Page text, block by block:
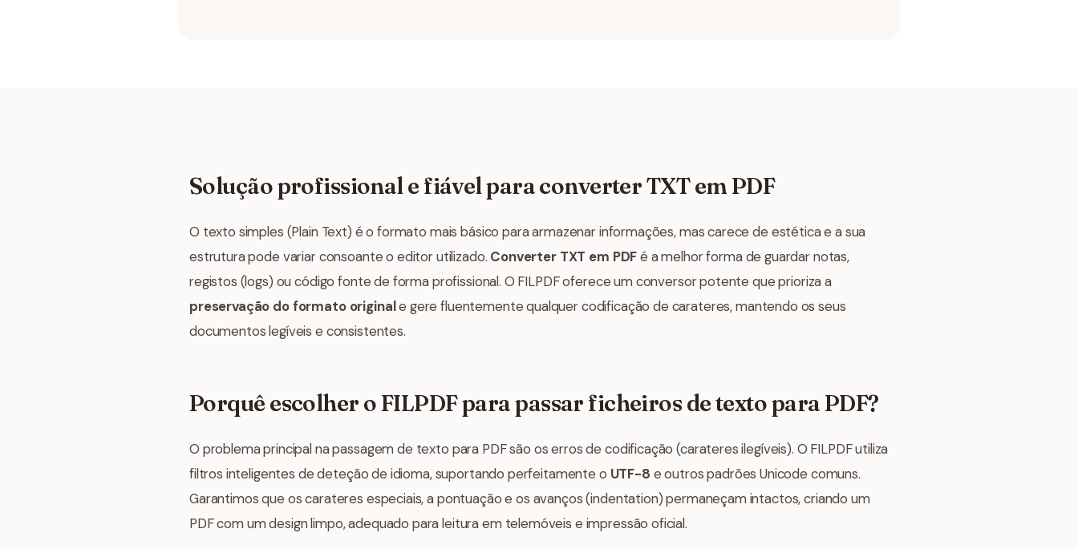
Solução profissional e fiável para converter TXT em PDF
O texto simples (Plain Text) é o formato mais básico para armazenar informações, mas carece de estética e a sua
estrutura pode variar consoante o editor utilizado. Converter TXT em PDFé a melhor forma de guardar notas,
registos (logs) ou código fonte de forma profissional. O FILPDF oferece um conversor potente que prioriza a
preservação do formato originale gere fluentemente qualquer codificação de carateres, mantendo os seus
documentos legíveis e consistentes.
Porquê escolher o FILPDF para passar ficheiros de texto para PDF?
O problema principal na passagem de texto para PDF são os erros de codificação (carateres ilegíveis). O FILPDF utiliza
filtros inteligentes de deteção de idioma, suportando perfeitamente o UTF-8 e outros padrões Unicode comuns.
Garantimos que os carateres especiais, a pontuação e os avanços (indentation) permaneçam intactos, criando um
PDF com um design limpo, adequado para leitura em telemóveis e impressão oficial.